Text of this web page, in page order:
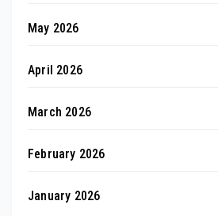
May 2026
April 2026
March 2026
February 2026
January 2026